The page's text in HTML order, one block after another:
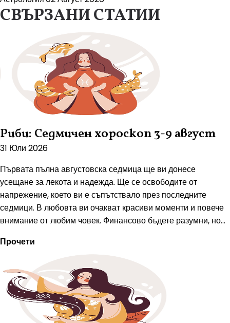
СВЪРЗАНИ СТАТИИ
Риби: Седмичен хороскоп 3-9 август
31 Юли 2026
Първата пълна августовска седмица ще ви донесе
усещане за лекота и надежда. Ще се освободите от
напрежение, което ви е съпътствало през последните
седмици. В любовта ви очакват красиви моменти и повече
внимание от любим човек. Финансово бъдете разумни, но...
Прочети